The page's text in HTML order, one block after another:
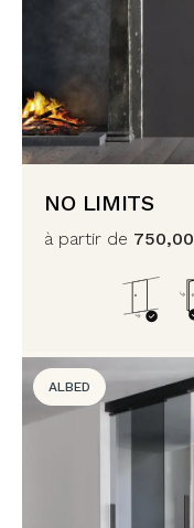
NO LIMITS
à partir de 750,00
ALBED